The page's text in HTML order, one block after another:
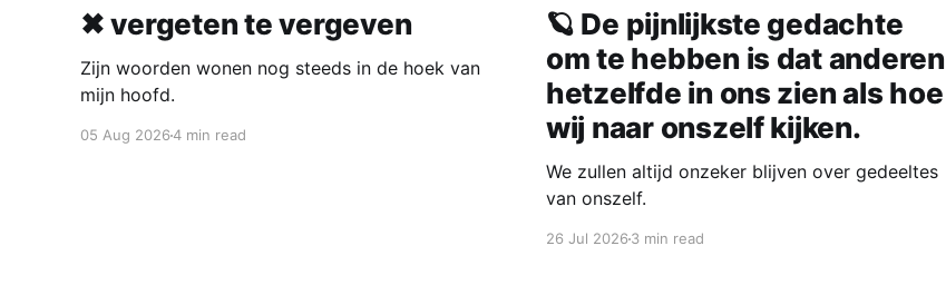
✖ vergeten te vergeven
Zijn woorden wonen nog steeds in de hoek van
mijn hoofd.
05 Aug 20264 min read
🪐 De pijnlijkste gedachte
om te hebben is dat anderen
hetzelfde in ons zien als hoe
wij naar onszelf kijken.
We zullen altijd onzeker blijven over gedeeltes
van onszelf.
26 Jul 20263 min read